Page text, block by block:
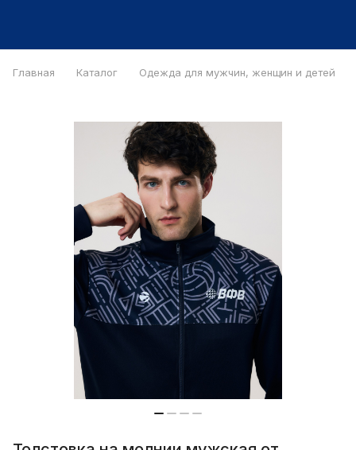
Главная Каталог Одежда для мужчин, женщин и детей